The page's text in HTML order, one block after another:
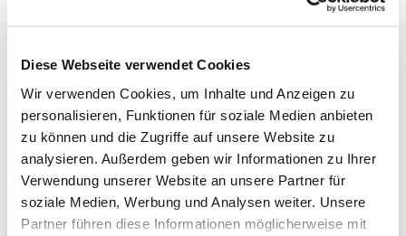
Diese Webseite verwendet Cookies
Wir verwenden Cookies, um Inhalte und Anzeigen zu
personalisieren, Funktionen für soziale Medien anbieten
zu können und die Zugriffe auf unsere Website zu
analysieren. Außerdem geben wir Informationen zu Ihrer
Verwendung unserer Website an unsere Partner für
soziale Medien, Werbung und Analysen weiter. Unsere
Partner führen diese Informationen möglicherweise mit
Donnerstag, 6. Januar 2028,
20:00 Uhr